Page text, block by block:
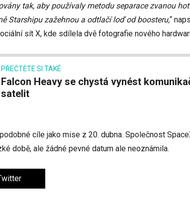
tak, aby používaly metodu separace zvanou
Starshipu zažehnou a odtlačí loď od boosteru,“
sít X, kde sdílela dvě fotografie nového
PŘEČTĚTE SI TAKÉ
Falcon Heavy se chystá vynést komunikační
satelit
cíle jako mise z 20. dubna. Společnost
době, ale žádné pevné datum ale neoznámila.